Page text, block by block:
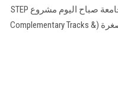
خدمة المجتمع وتنمية البيئة، أطلقت الجامعة صباح اليوم مشروع STEP
Up للمسارات التكميلية والشهادات المصغرة (Complementary Tracks &